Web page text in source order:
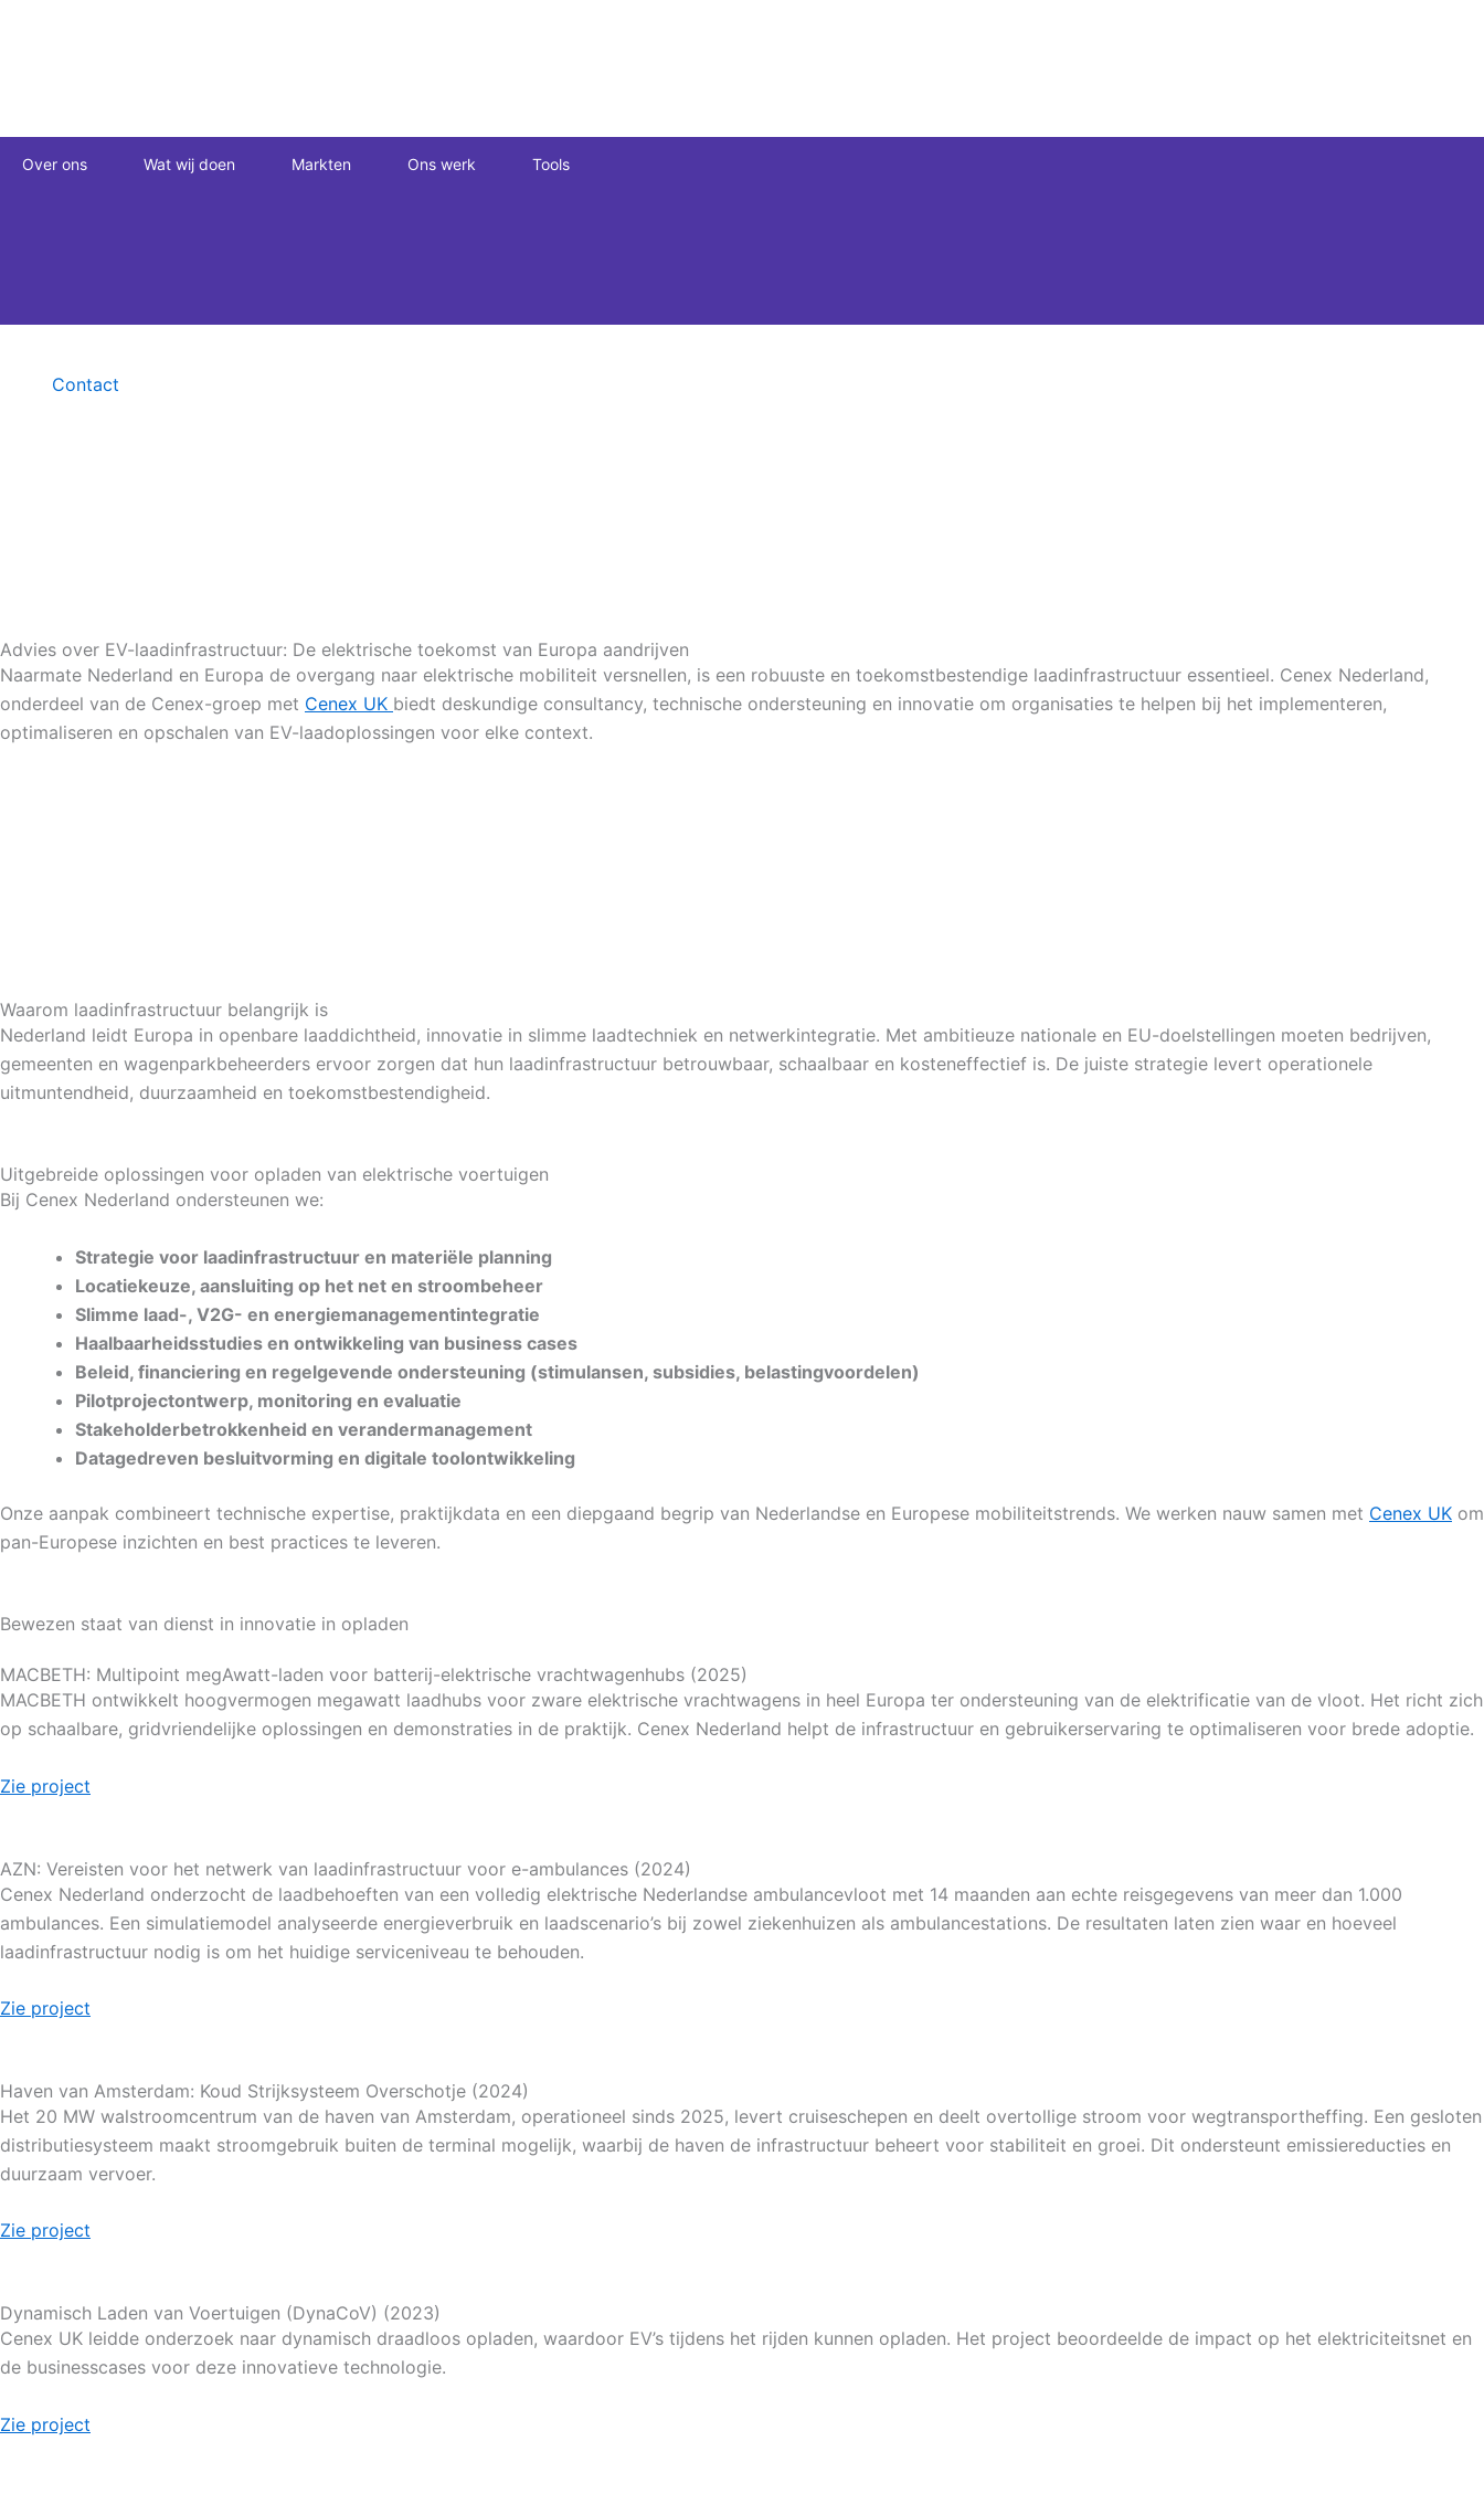
Over ons Wat wij doen Markten Ons werk Tools
Contact
Advies over EV-laadinfrastructuur: De elektrische toekomst van Europa aandrijven
Naarmate Nederland en Europa de overgang naar elektrische mobiliteit versnellen, is een robuuste en toekomstbestendige laadinfrastructuur essentieel. Cenex Nederland,
onderdeel van de Cenex-groep met Cenex UK biedt deskundige consultancy, technische ondersteuning en innovatie om organisaties te helpen bij het implementeren,
optimaliseren en opschalen van EV-laadoplossingen voor elke context.
Waarom laadinfrastructuur belangrijk is
Nederland leidt Europa in openbare laaddichtheid, innovatie in slimme laadtechniek en netwerkintegratie. Met ambitieuze nationale en EU-doelstellingen moeten bedrijven,
gemeenten en wagenparkbeheerders ervoor zorgen dat hun laadinfrastructuur betrouwbaar, schaalbaar en kosteneffectief is. De juiste strategie levert operationele
uitmuntendheid, duurzaamheid en toekomstbestendigheid.
Uitgebreide oplossingen voor opladen van elektrische voertuigen
Bij Cenex Nederland ondersteunen we:
Strategie voor laadinfrastructuur en materiële planning
Locatiekeuze, aansluiting op het net en stroombeheer
Slimme laad-, V2G- en energiemanagementintegratie
Haalbaarheidsstudies en ontwikkeling van business cases
Beleid, financiering en regelgevende ondersteuning (stimulansen, subsidies, belastingvoordelen)
Pilotprojectontwerp, monitoring en evaluatie
Stakeholderbetrokkenheid en verandermanagement
Datagedreven besluitvorming en digitale toolontwikkeling
Onze aanpak combineert technische expertise, praktijkdata en een diepgaand begrip van Nederlandse en Europese mobiliteitstrends. We werken nauw samen met Cenex UK om
pan-Europese inzichten en best practices te leveren.
Bewezen staat van dienst in innovatie in opladen
MACBETH: Multipoint megAwatt-laden voor batterij-elektrische vrachtwagenhubs (2025)
MACBETH ontwikkelt hoogvermogen megawatt laadhubs voor zware elektrische vrachtwagens in heel Europa ter ondersteuning van de elektrificatie van de vloot. Het richt zich
op schaalbare, gridvriendelijke oplossingen en demonstraties in de praktijk. Cenex Nederland helpt de infrastructuur en gebruikerservaring te optimaliseren voor brede adoptie.
Zie project
AZN: Vereisten voor het netwerk van laadinfrastructuur voor e-ambulances (2024)
Cenex Nederland onderzocht de laadbehoeften van een volledig elektrische Nederlandse ambulancevloot met 14 maanden aan echte reisgegevens van meer dan 1.000
ambulances. Een simulatiemodel analyseerde energieverbruik en laadscenario’s bij zowel ziekenhuizen als ambulancestations. De resultaten laten zien waar en hoeveel
laadinfrastructuur nodig is om het huidige serviceniveau te behouden.
Zie project
Haven van Amsterdam: Koud Strijksysteem Overschotje (2024)
Het 20 MW walstroomcentrum van de haven van Amsterdam, operationeel sinds 2025, levert cruiseschepen en deelt overtollige stroom voor wegtransportheffing. Een gesloten
distributiesysteem maakt stroomgebruik buiten de terminal mogelijk, waarbij de haven de infrastructuur beheert voor stabiliteit en groei. Dit ondersteunt emissiereducties en
duurzaam vervoer.
Zie project
Dynamisch Laden van Voertuigen (DynaCoV) (2023)
Cenex UK leidde onderzoek naar dynamisch draadloos opladen, waardoor EV’s tijdens het rijden kunnen opladen. Het project beoordeelde de impact op het elektriciteitsnet en
de businesscases voor deze innovatieve technologie.
Zie project